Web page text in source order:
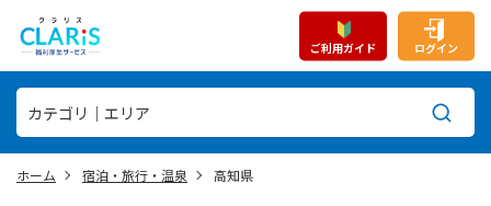
ご利用ガイド ログイン
ホーム 宿泊・旅行・温泉 高知県